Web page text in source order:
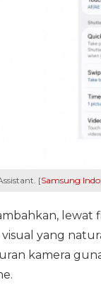
[Samsung
lewat
yang
kamera